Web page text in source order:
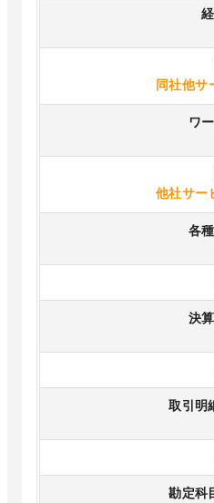
同社他サ
ワ
他社サー
各
決
取引明
勘定科